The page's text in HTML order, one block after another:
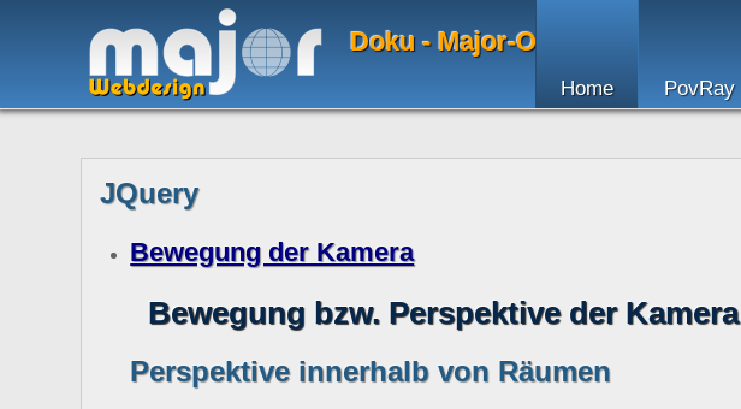
Doku - Major-Online
Home PovRay
JQuery
Bewegung der Kamera
Bewegung bzw. Perspektive der Kamera
Perspektive innerhalb von Räumen